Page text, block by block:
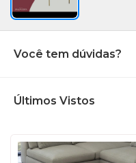
Você tem dúvidas?
Últimos Vistos